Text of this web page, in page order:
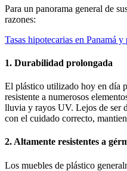
Para un panorama general de
razones:
Tasas hipotecarias en Panamá
1. Durabilidad prolongada
El plástico utilizado hoy en día
resistente a numerosos
lluvia y rayos UV. Lejos de ser
con el cuidado correcto,
2. Altamente resistentes a
Los muebles de plástico